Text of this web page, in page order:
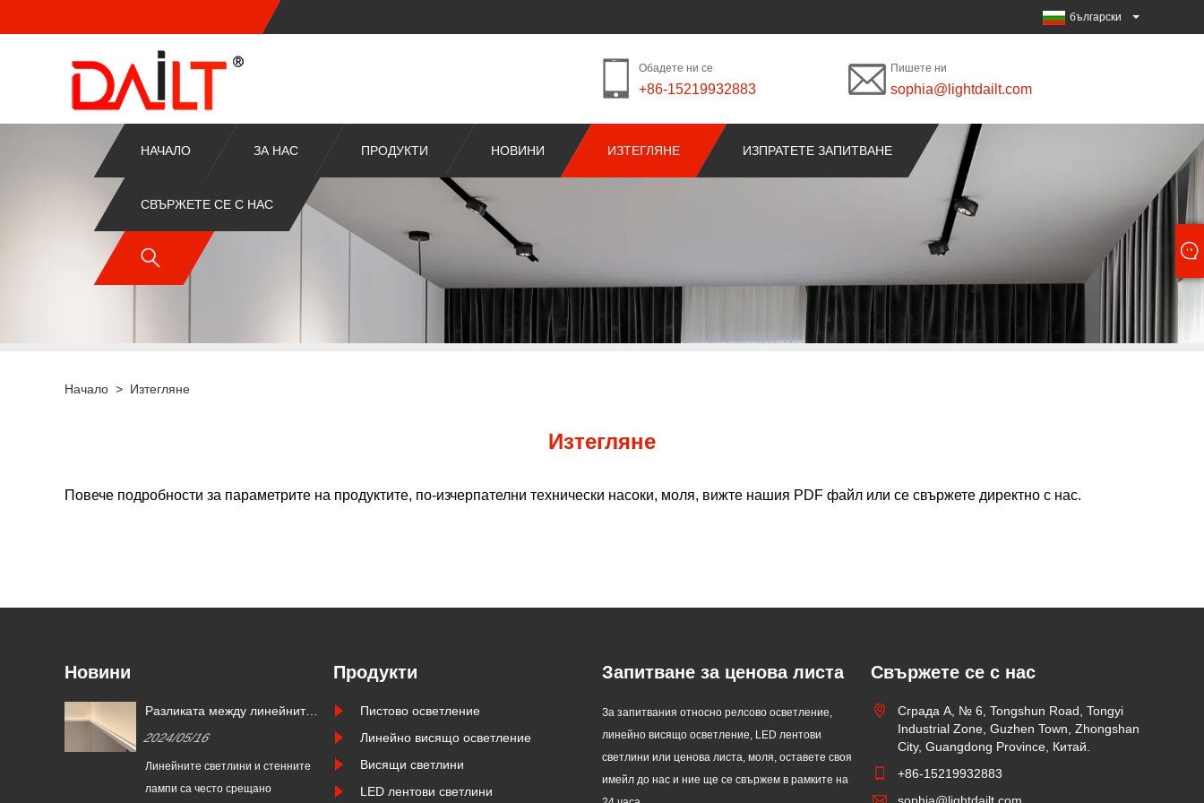
български
Обадете ни се
+86-15219932883
Пишете ни
sophia@lightdailt.com
НАЧАЛО ЗА НАС ПРОДУКТИ НОВИНИ ИЗТЕГЛЯНЕ ИЗПРАТЕТЕ ЗАПИТВАНЕ
СВЪРЖЕТЕ СЕ С НАС
Начало > Изтегляне
Изтегляне
Повече подробности за параметрите на продуктите, по-изчерпателни технически насоки, моля, вижте нашия PDF файл или се свържете директно с нас.
Новини
Разликата между линейните и
2024/05/16
Линейните светлини и стенните
лампи са често срещано
Какво е LED линейна
2024/05/16
Серията LED линейни светлини е
гъвкава декоративна лампа от
Разликата между линейните и
стенните лампи
2024/05/16
Линейните светлини и стенните
лампи са често срещано
Какво е LED линейна
светлина?
2024/05/16
Серията LED линейни светлини е
Продукти
Пистово осветление
Линейно висящо осветление
Висящи светлини
LED лентови светлини
Запитване за ценова листа
За запитвания относно релсово осветление,
линейно висящо осветление, LED лентови
светлини или ценова листа, моля, оставете своя
имейл до нас и ние ще се свържем в рамките на
Свържете се с нас
Сграда A, № 6, Tongshun Road, Tongyi
Industrial Zone, Guzhen Town, Zhongshan
City, Guangdong Province, Китай.
+86-15219932883